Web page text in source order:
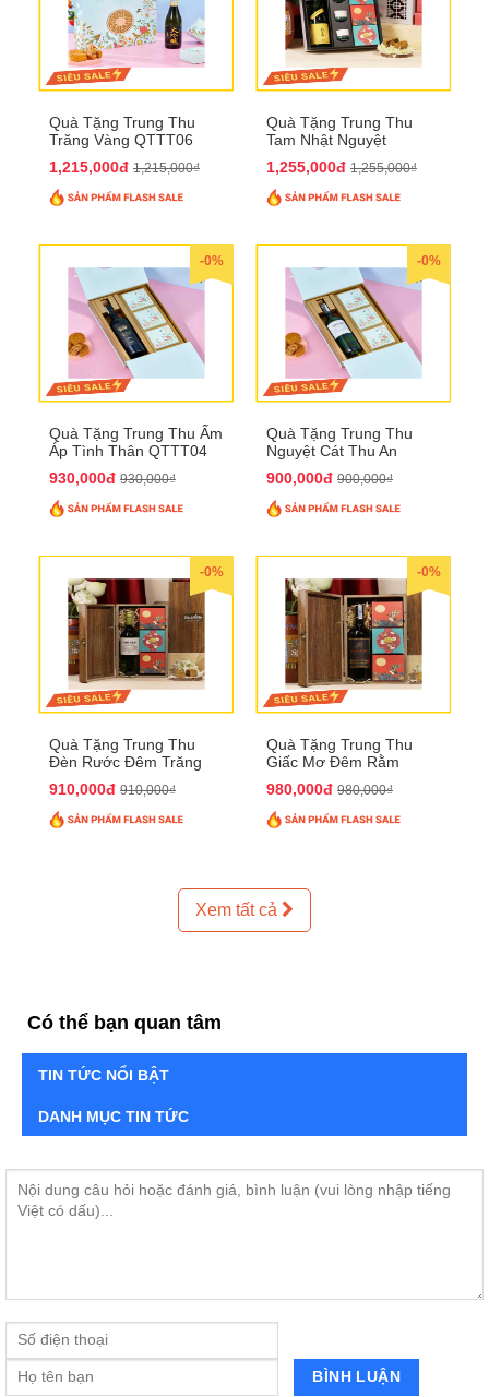
Quà Tặng Trung Thu
Trăng Vàng QTTT06
1,215,000đ 1,215,000₫
Quà Tặng Trung Thu
Tam Nhật Nguyệt
1,255,000đ 1,255,000₫
-0%
Quà Tặng Trung Thu Ấm
Áp Tình Thân QTTT04
930,000đ 930,000₫
-0%
Quà Tặng Trung Thu
Nguyệt Cát Thu An
900,000đ 900,000₫
-0%
Quà Tặng Trung Thu
Đèn Rước Đêm Trăng
910,000đ 910,000₫
-0%
Quà Tặng Trung Thu
Giấc Mơ Đêm Rằm
980,000đ 980,000₫
Xem tất cả
Có thể bạn quan tâm
TIN TỨC NỔI BẬT
DANH MỤC TIN TỨC